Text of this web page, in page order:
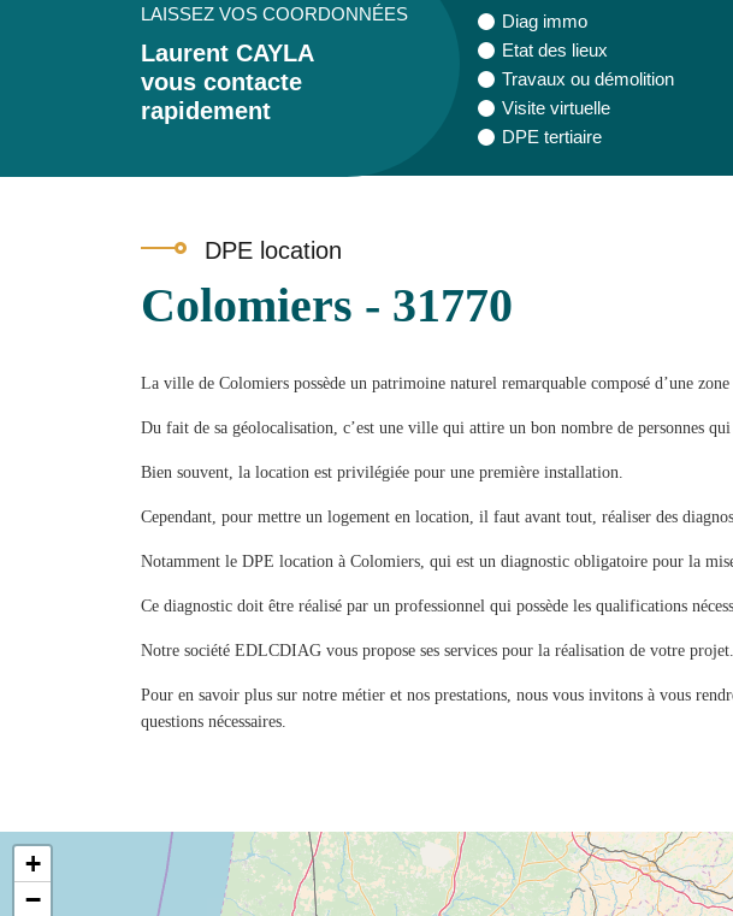
LAISSEZ VOS COORDONNÉES
Laurent CAYLA
vous contacte
rapidement
Diag immo
Etat des lieux
Travaux ou démolition
Visite virtuelle
DPE tertiaire
DPE location
Colomiers - 31770
La ville de Colomiers possède un patrimoine naturel remarquable composé d’une
Du fait de sa géolocalisation, c’est une ville qui attire un bon nombre de personnes
Bien souvent, la location est privilégiée pour une première installation.
Cependant, pour mettre un logement en location, il faut avant tout, réaliser des
Notamment le DPE location à Colomiers, qui est un diagnostic obligatoire pour la
Ce diagnostic doit être réalisé par un professionnel qui possède les qualifications
Notre société EDLCDIAG vous propose ses services pour la réalisation de votre projet.
Pour en savoir plus sur notre métier et nos prestations, nous vous invitons à vous
questions nécessaires.
+
−